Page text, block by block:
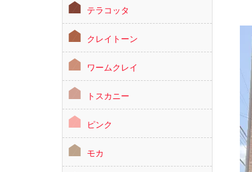
テラコッタ
クレイトーン
ワームクレイ
トスカニー
ピンク
モカ